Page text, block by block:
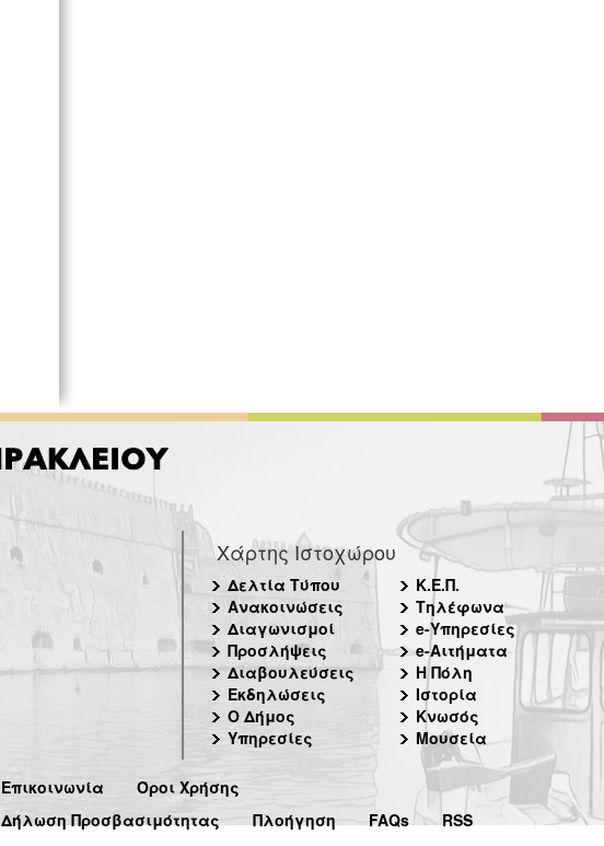
Χάρτης Ιστοχώρου
Δελτία Τύπου
Ανακοινώσεις
Διαγωνισμοί
Προσλήψεις
Διαβουλεύσεις
Εκδηλώσεις
Ο Δήμος
Υπηρεσίες
Κ.Ε.Π.
Τηλέφωνα
e-Υπηρεσίες
e-Αιτήματα
Η Πόλη
Ιστορία
Κνωσός
Μουσεία
Επικοινωνία
Όροι Χρήσης
Δήλωση Προσβασιμότητας
Πλοήγηση FAQs RSS